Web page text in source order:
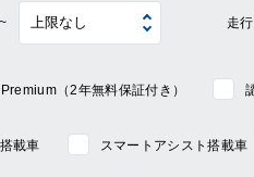
~ 走
（2年無料保証付き）
載車 スマートアシスト搭載車